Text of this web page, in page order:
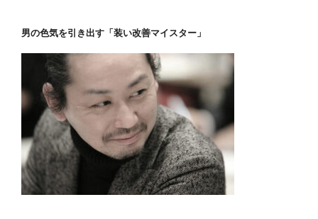
男の色気を引き出す「装い改善マイスター」